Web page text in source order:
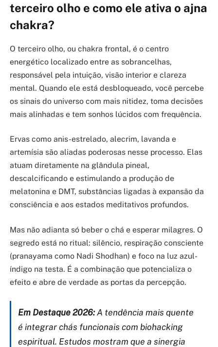
terceiro olho e como ele ativa o ajna
chakra?
O terceiro olho, ou chakra frontal, é o centro
energético localizado entre as sobrancelhas,
responsável pela intuição, visão interior e clareza
mental. Quando ele está desbloqueado, você percebe
os sinais do universo com mais nitidez, toma decisões
mais alinhadas e tem sonhos lúcidos com frequência.
Ervas como anis-estrelado, alecrim, lavanda e
artemísia são aliadas poderosas nesse processo. Elas
atuam diretamente na glândula pineal,
descalcificando e estimulando a produção de
melatonina e DMT, substâncias ligadas à expansão da
consciência e aos estados meditativos profundos.
Mas não adianta só beber o chá e esperar milagres. O
segredo está no ritual: silêncio, respiração consciente
(pranayama como Nadi Shodhan) e foco na luz azul-
índigo na testa. É a combinação que potencializa o
efeito e abre de verdade as portas da percepção.
Em Destaque 2026:A tendência mais quente
é integrar chás funcionais com biohacking
espiritual. Estudos mostram que a sinergia